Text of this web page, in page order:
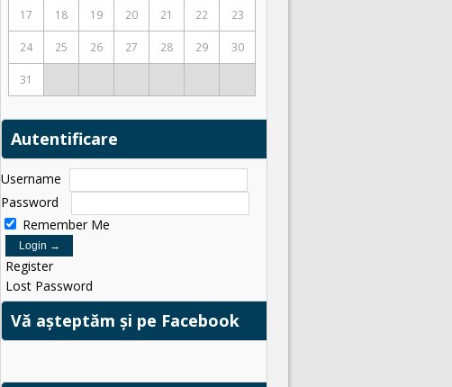
17 18 19 20 21 22 23
24 25 26 27 28 29 30
31
Autentificare
Username
Password
Remember Me
Register
Lost Password
Vă așteptăm și pe Facebook